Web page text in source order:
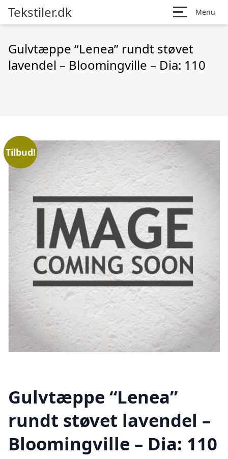
Tekstiler.dk Menu
Gulvtæppe “Lenea” rundt støvet
lavendel – Bloomingville – Dia: 110
Tilbud!
Gulvtæppe “Lenea”
rundt støvet lavendel –
Bloomingville – Dia: 110